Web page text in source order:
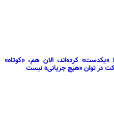
کرده‌اند، الان هم، «کوتاه»
در توان «هیچ جریانی» نیست